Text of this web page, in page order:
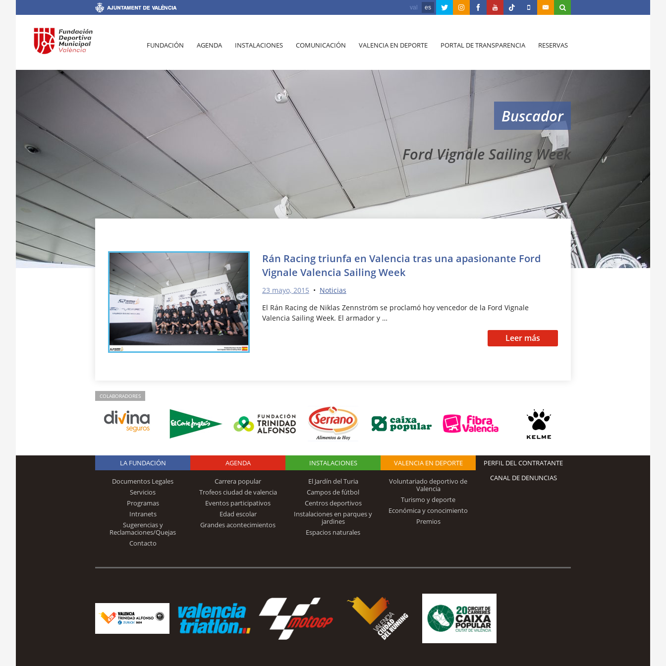
val es
FUNDACIÓN AGENDA INSTALACIONES COMUNICACIÓN VALENCIA EN DEPORTE PORTAL DE TRANSPARENCIA RESERVAS
Buscador
Ford Vignale Sailing Week
Rán Racing triunfa en Valencia tras una apasionante Ford
Vignale Valencia Sailing Week
23 mayo, 2015 • Noticias
El Rán Racing de Niklas Zennström se proclamó hoy vencedor de la Ford Vignale
Valencia Sailing Week. El armador y …
Leer más
COLABORADORES
Logo Fundación
Trinidad Alfonso
LA FUNDACIÓN
Documentos Legales
Servicios
Programas
Intranets
Sugerencias y
Reclamaciones/Quejas
Contacto
AGENDA
Carrera popular
Trofeos ciudad de valencia
Eventos participativos
Edad escolar
Grandes acontecimientos
INSTALACIONES
El Jardín del Turia
Campos de fútbol
Centros deportivos
Instalaciones en parques y
jardines
Espacios naturales
VALENCIA EN DEPORTE
Voluntariado deportivo de
Valencia
Turismo y deporte
Económica y conocimiento
Premios
PERFIL DEL CONTRATANTE
CANAL DE DENUNCIAS